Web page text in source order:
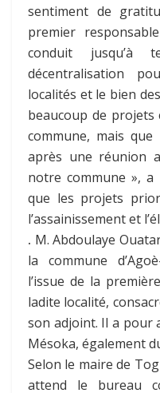
sentiment de
premier
conduit jusqu’à
décentralisation
localités et le bien
beaucoup de projets
commune, mais
après une réunion
notre commune »,
que les projets
l’assainissement et
. M. Abdoulaye
la commune
l’issue de la
ladite localité,
son adjoint. Il a pour
Mésoka, également
Selon le maire de
attend le bureau